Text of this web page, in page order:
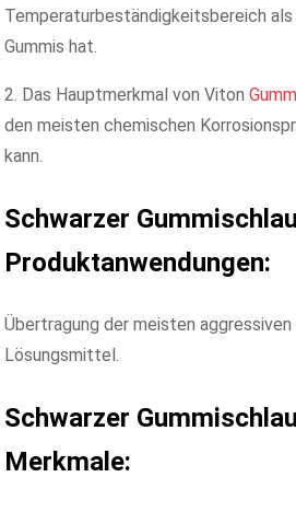
Temperaturbeständigkeitsbereich
Gummis hat.
2. Das Hauptmerkmal von Viton
den meisten chemischen
kann.
Schwarzer
Produktanwendungen:
Übertragung der meisten aggressiven
Lösungsmittel.
Schwarzer
Merkmale: